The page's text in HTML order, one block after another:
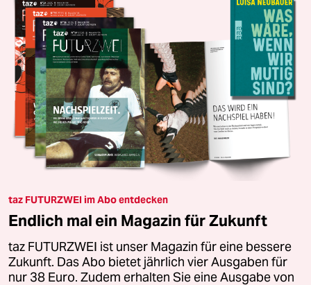
taz FUTURZWEI im Abo entdecken
Endlich mal ein Magazin für Zukunft
taz FUTURZWEI ist unser Magazin für eine bessere
Zukunft. Das Abo bietet jährlich vier Ausgaben für
nur 38 Euro. Zudem erhalten Sie eine Ausgabe von